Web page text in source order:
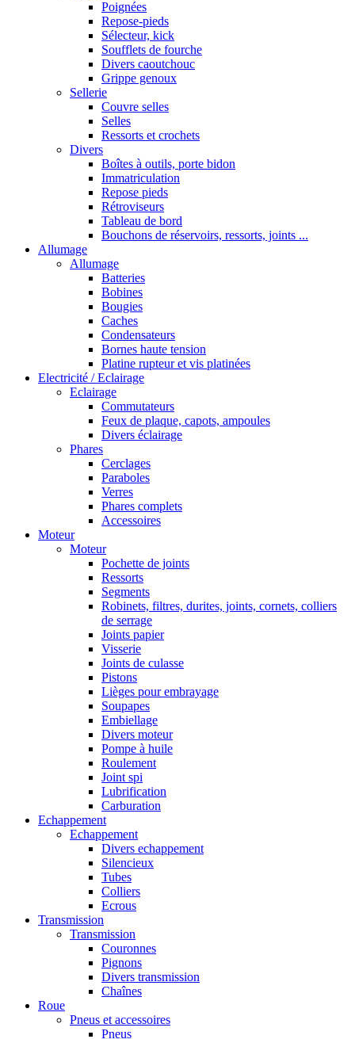
Poignées
Repose-pieds
Sélecteur, kick
Soufflets de fourche
Divers caoutchouc
Grippe genoux
Sellerie
Couvre selles
Selles
Ressorts et crochets
Divers
Boîtes à outils, porte bidon
Immatriculation
Repose pieds
Rétroviseurs
Tableau de bord
Bouchons de réservoirs, ressorts, joints ...
Allumage
Allumage
Batteries
Bobines
Bougies
Caches
Condensateurs
Bornes haute tension
Platine rupteur et vis platinées
Electricité / Eclairage
Eclairage
Commutateurs
Feux de plaque, capots, ampoules
Divers éclairage
Phares
Cerclages
Paraboles
Verres
Phares complets
Accessoires
Moteur
Moteur
Pochette de joints
Ressorts
Segments
Robinets, filtres, durites, joints, cornets, colliers
de serrage
Joints papier
Visserie
Joints de culasse
Pistons
Lièges pour embrayage
Soupapes
Embiellage
Divers moteur
Pompe à huile
Roulement
Joint spi
Lubrification
Carburation
Echappement
Echappement
Divers echappement
Silencieux
Tubes
Colliers
Ecrous
Transmission
Transmission
Couronnes
Pignons
Divers transmission
Chaînes
Roue
Pneus et accessoires
Pneus